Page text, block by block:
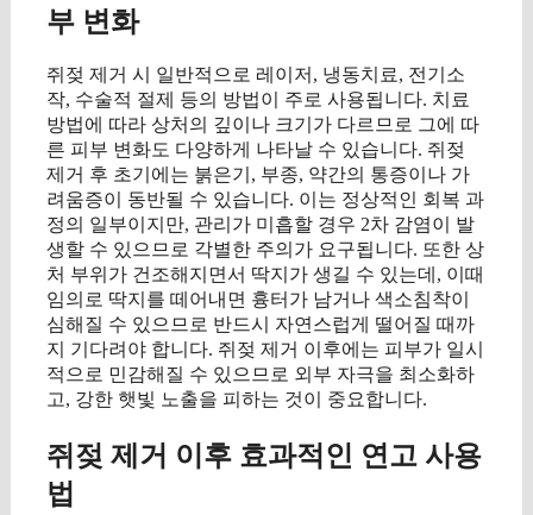
부 변화
쥐젖 제거 시 일반적으로 레이저, 냉동치료, 전기소
작, 수술적 절제 등의 방법이 주로 사용됩니다. 치료
방법에 따라 상처의 깊이나 크기가 다르므로 그에 따
른 피부 변화도 다양하게 나타날 수 있습니다. 쥐젖
제거 후 초기에는 붉은기, 부종, 약간의 통증이나 가
려움증이 동반될 수 있습니다. 이는 정상적인 회복 과
정의 일부이지만, 관리가 미흡할 경우 2차 감염이 발
생할 수 있으므로 각별한 주의가 요구됩니다. 또한 상
처 부위가 건조해지면서 딱지가 생길 수 있는데, 이때
임의로 딱지를 떼어내면 흉터가 남거나 색소침착이
심해질 수 있으므로 반드시 자연스럽게 떨어질 때까
지 기다려야 합니다. 쥐젖 제거 이후에는 피부가 일시
적으로 민감해질 수 있으므로 외부 자극을 최소화하
고, 강한 햇빛 노출을 피하는 것이 중요합니다.
쥐젖 제거 이후 효과적인 연고 사용
법